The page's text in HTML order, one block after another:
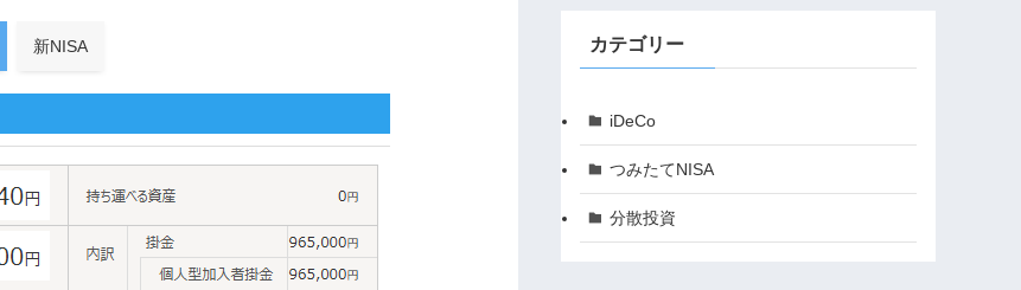
新NISA カテゴリー
iDeCo
つみたてNISA
分散投資